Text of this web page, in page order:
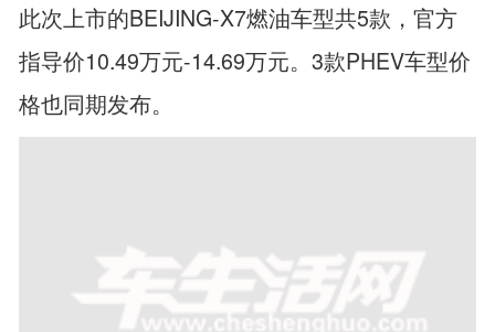
此次上市的BEIJING-X7燃油车型共5款，官方
指导价10.49万元-14.69万元。3款PHEV车型价
格也同期发布。